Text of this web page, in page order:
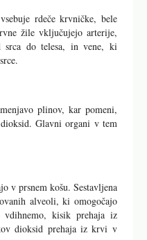
rdeče krvničke, bele
žile vključujejo arterije,
do telesa, in vene, ki
plinov, kar pomeni,
Glavni organi v tem
v prsnem košu. Sestavljena
alveoli, ki omogočajo
kisik prehaja iz
dioksid prehaja iz krvi v